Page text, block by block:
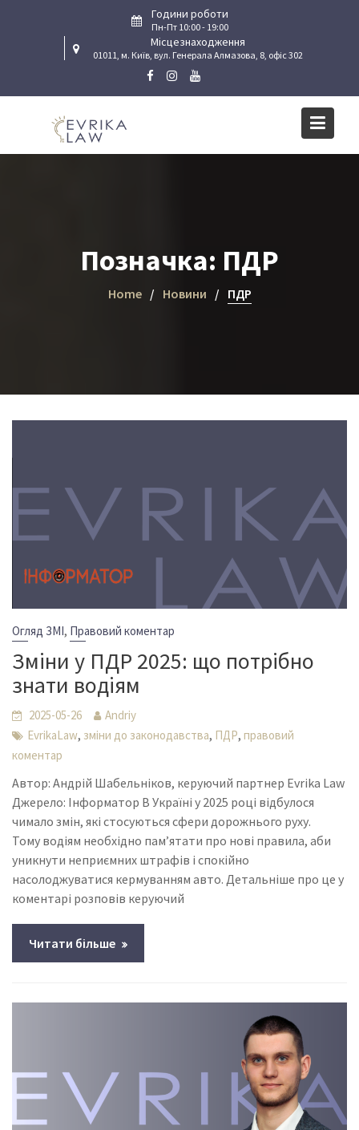
Години роботи
Пн-Пт 10:00 - 19:00
Місцезнаходження
01011, м. Київ, вул. Генерала Алмазова, 8, офіс 302
Позначка: ПДР
Home Новини ПДР
Огляд ЗМІ, Правовий коментар
Зміни у ПДР 2025: що потрібно
знати водіям
2025-05-26
Andriy
EvrikaLaw, зміни до законодавства, ПДР,правовий
коментар
Автор: Андрій Шабельніков, керуючий партнер Evrika Law
Джерело: Інформатор В Україні у 2025 році відбулося
чимало змін, які стосуються сфери дорожнього руху.
Тому водіям необхідно пам’ятати про нові правила, аби
уникнути неприємних штрафів і спокійно
насолоджуватися кермуванням авто. Детальніше про це у
коментарі розповів керуючий
Читати більше